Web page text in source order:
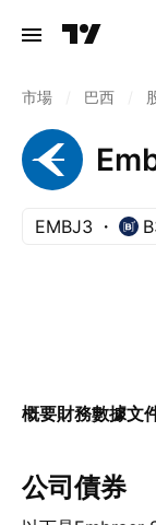
市場 巴西
EMBJ3
概要財務數據文
公司債券